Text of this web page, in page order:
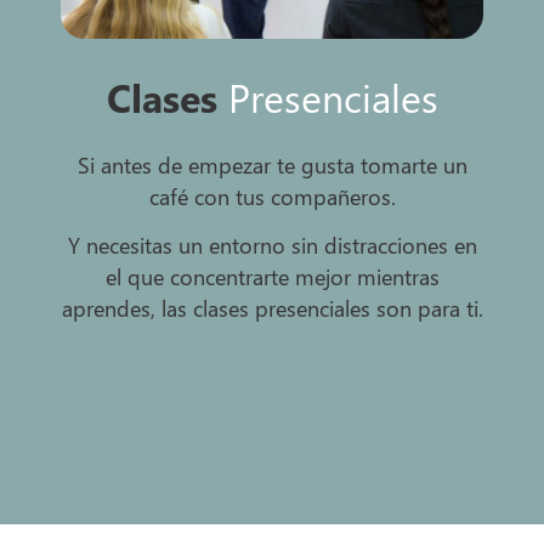
Clases Presenciales
Si antes de empezar te gusta tomarte un
café con tus compañeros.
Y necesitas un entorno sin distracciones en
el que concentrarte mejor mientras
aprendes, las clases presenciales son para ti.